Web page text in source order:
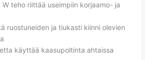
teho riittää useimpiin korjaamo- ja
ruostuneiden ja tiukasti kiinni olevien
käyttää kaasupoltinta ahtaissa